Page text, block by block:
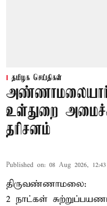
தமிழக செய்திகள்
அண்ணாமலையார்
உள்துறை
தரிசனம்
Published on: 08 Aug 2026,
திருவண்ணாமலை:
2 நாட்கள்